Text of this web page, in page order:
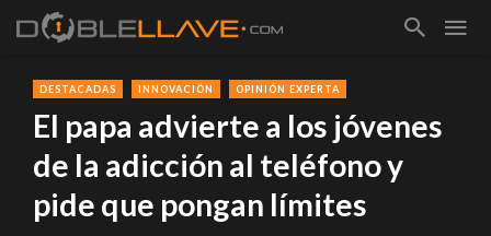
DESTACADAS INNOVACIÓN OPINIÓN EXPERTA
El papa advierte a los jóvenes
de la adicción al teléfono y
pide que pongan límites